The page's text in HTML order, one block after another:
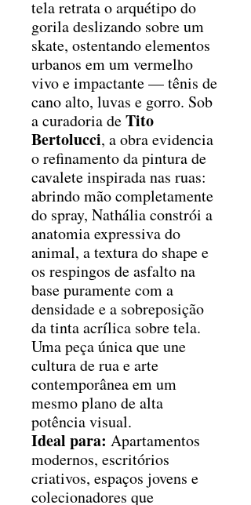
tela retrata o arquétipo do
gorila deslizando sobre um
skate, ostentando elementos
urbanos em um vermelho
vivo e impactante — tênis de
cano alto, luvas e gorro. Sob
a curadoria deTito
Bertolucci, a obra evidencia
o refinamento da pintura de
cavalete inspirada nas ruas:
abrindo mão completamente
do spray, Nathália constrói a
anatomia expressiva do
animal, a textura do shape e
os respingos de asfalto na
base puramente com a
densidade e a sobreposição
da tinta acrílica sobre tela.
Uma peça única que une
cultura de rua e arte
contemporânea em um
mesmo plano de alta
potência visual.
Ideal para: Apartamentos
modernos, escritórios
criativos, espaços jovens e
colecionadores que